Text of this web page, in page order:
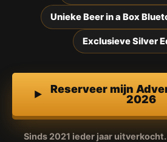
Unieke Beer in a Box
Exclusieve Silver
Reserveer mijn
2026
Sinds 2021 ieder jaar